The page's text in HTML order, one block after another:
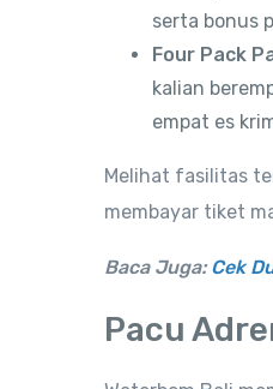
serta bonus
Four Pack
kalian
empat es
Melihat fasilitas
membayar tiket
Baca Juga: Cek
Pacu